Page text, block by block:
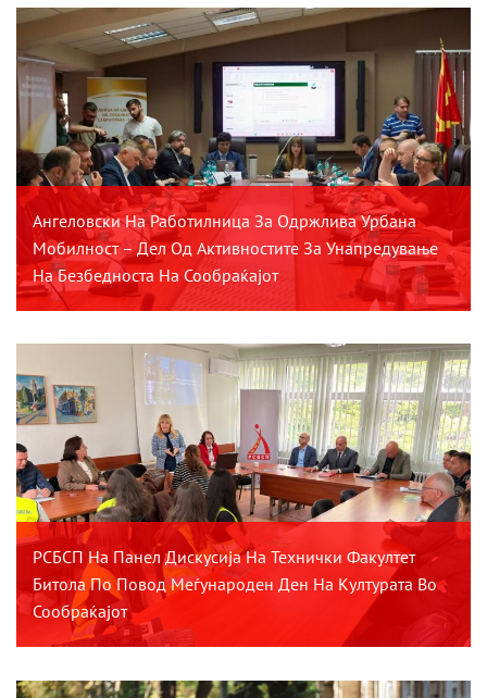
Ангеловски На Работилница За Одржлива Урбана
Мобилност – Дел Од Активностите За Унапредување
На Безбедноста На Сообраќајот
РСБСП На Панел Дискусија На Технички Факултет
Битола По Повод Меѓународен Ден На Културата Во
Сообраќајот